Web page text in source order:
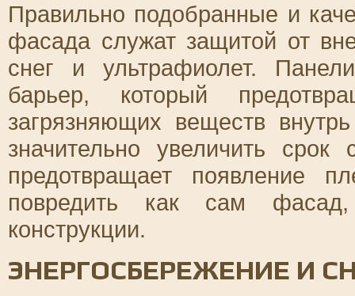
Правильно подобранные и
фасада служат защитой от
снег и ультрафиолет.
барьер, который
загрязняющих веществ
значительно увеличить
предотвращает появление
повредить как сам
конструкции.
ЭНЕРГОСБЕРЕЖЕНИЕ И